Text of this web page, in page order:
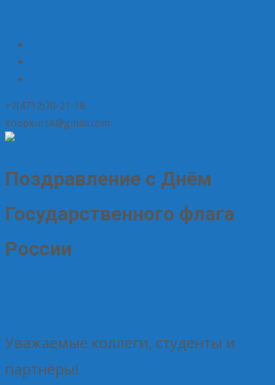
+7(4712)70-21-18
koopkursk@gmail.com
Поздравление с Днём
Государственного флага
России
Уважаемые коллеги, студенты и
партнёры!